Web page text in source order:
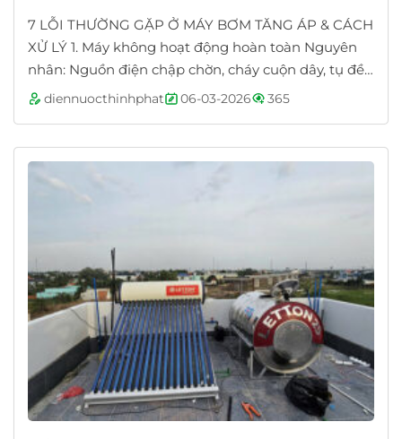
7 LỖI THƯỜNG GẶP Ở MÁY BƠM TĂNG ÁP & CÁCH
XỬ LÝ 1. Máy không hoạt động hoàn toàn Nguyên
nhân: Nguồn điện chập chờn, cháy cuộn dây, tụ đề
hỏng, rơ-le áp lực bị kẹt Cách xử lý:...
diennuocthinhphat 06-03-2026 365